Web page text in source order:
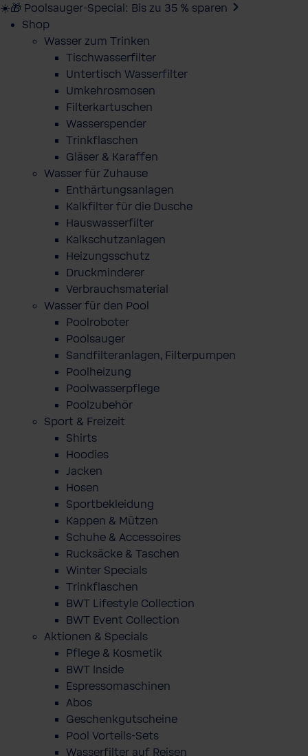
☀️🎁 Poolsauger-Special: Bis zu 35 % sparen
Shop
Wasser zum Trinken
Tischwasserfilter
Untertisch Wasserfilter
Umkehrosmosen
Filterkartuschen
Wasserspender
Trinkflaschen
Gläser & Karaffen
Wasser für Zuhause
Enthärtungsanlagen
Kalkfilter für die Dusche
Hauswasserfilter
Kalkschutzanlagen
Heizungsschutz
Druckminderer
Verbrauchsmaterial
Wasser für den Pool
Poolroboter
Poolsauger
Sandfilteranlagen, Filterpumpen
Poolheizung
Poolwasserpflege
Poolzubehör
Sport & Freizeit
Shirts
Hoodies
Jacken
Hosen
Sportbekleidung
Kappen & Mützen
Schuhe & Accessoires
Rucksäcke & Taschen
Winter Specials
Trinkflaschen
BWT Lifestyle Collection
BWT Event Collection
Aktionen & Specials
Pflege & Kosmetik
BWT Inside
Espressomaschinen
Abos
Geschenkgutscheine
Pool Vorteils-Sets
Wasserfilter auf Reisen